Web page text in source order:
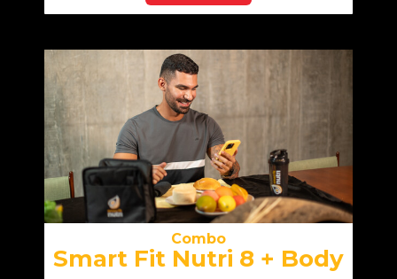
Combo
Smart Fit Nutri 8 + Body